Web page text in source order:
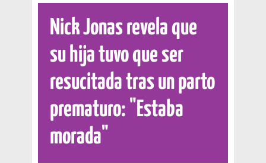
Nick Jonas revela que
su hija tuvo que ser
resucitada tras un parto
prematuro: "Estaba
morada"